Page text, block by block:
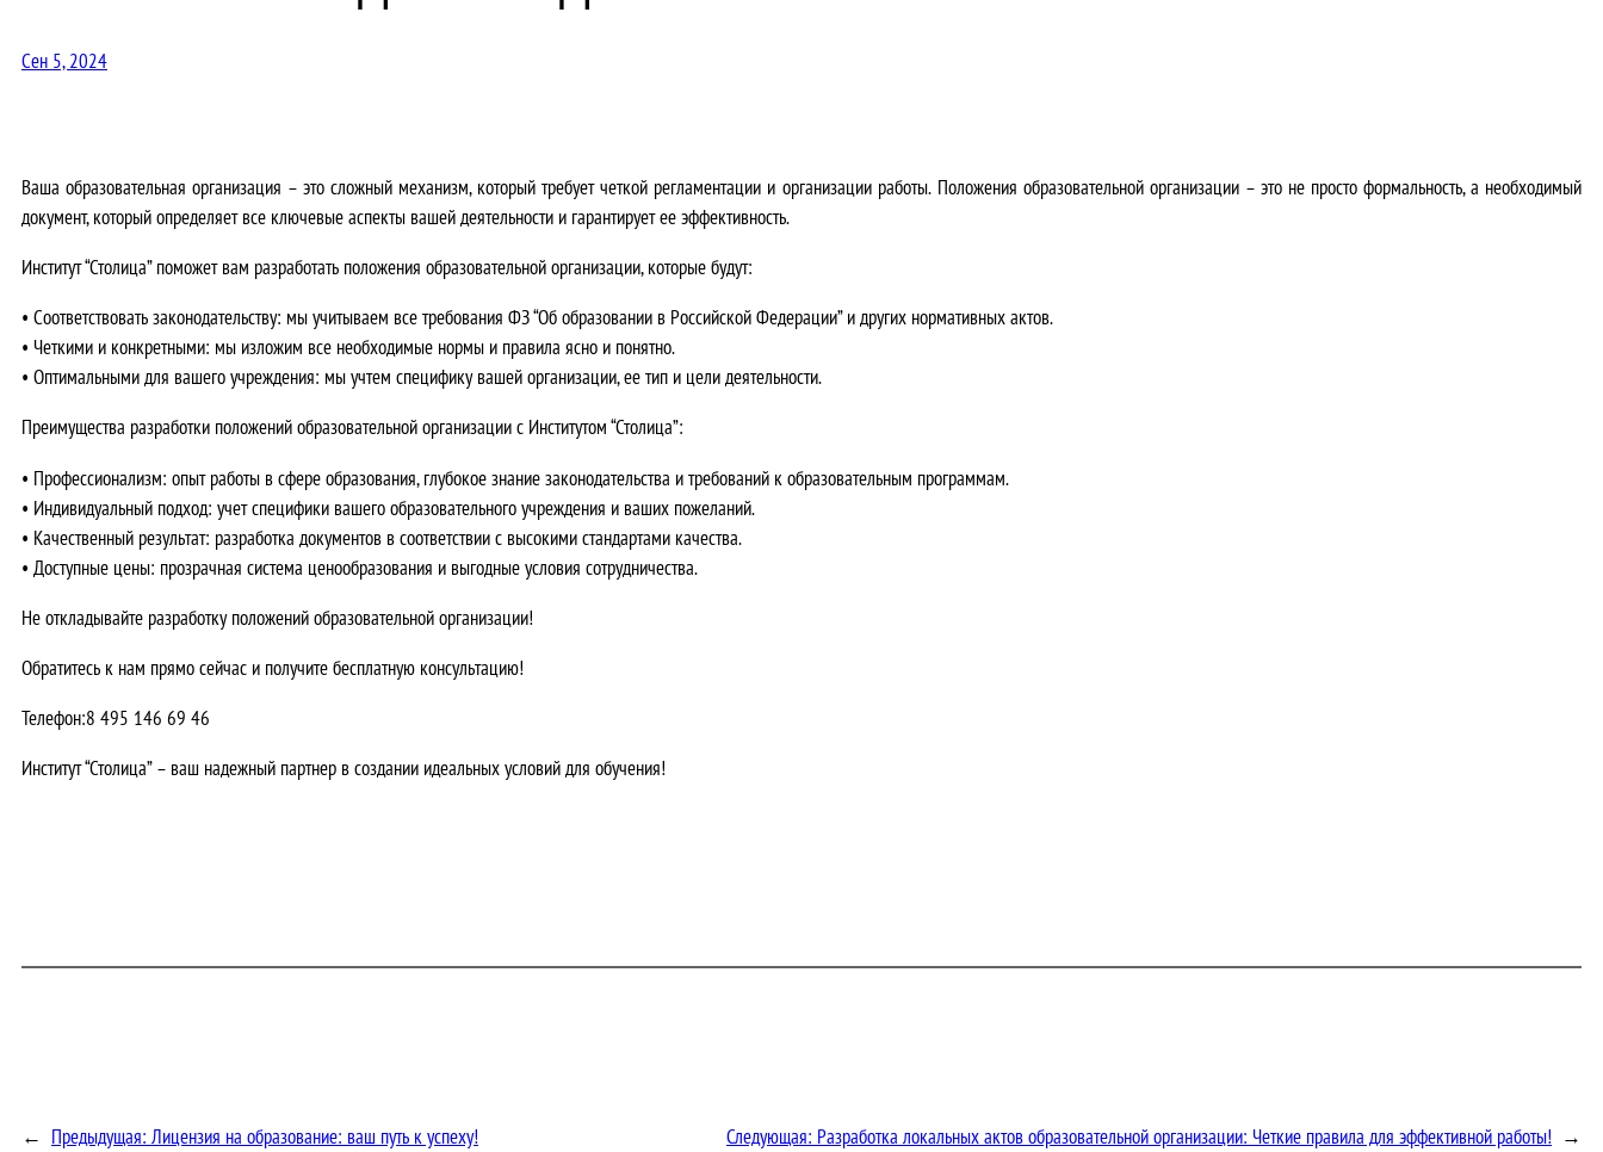
Сен 5, 2024
Ваша образовательная организация – это сложный механизм, который требует четкой регламентации и организации работы.Положения образовательной организации – это не просто формальность, а необходимый
документ, который определяет все ключевые аспекты вашей деятельности и гарантирует ее эффективность.
Институт “Столица” поможет вам разработать положения образовательной организации, которые будут:
• Соответствовать законодательству: мы учитываем все требования ФЗ “Об образовании в Российской Федерации” и других нормативных актов.
• Четкими и конкретными: мы изложим все необходимые нормы и правила ясно и понятно.
• Оптимальными для вашего учреждения: мы учтем специфику вашей организации, ее тип и цели деятельности.
Преимущества разработки положений образовательной организации с Институтом “Столица”:
• Профессионализм: опыт работы в сфере образования, глубокое знание законодательства и требований к образовательным программам.
• Индивидуальный подход: учет специфики вашего образовательного учреждения и ваших пожеланий.
• Качественный результат: разработка документов в соответствии с высокими стандартами качества.
• Доступные цены: прозрачная система ценообразования и выгодные условия сотрудничества.
Не откладывайте разработку положений образовательной организации!
Обратитесь к нам прямо сейчас и получите бесплатную консультацию!
Телефон:8 495 146 69 46
Институт “Столица” – ваш надежный партнер в создании идеальных условий для обучения!
← Предыдущая: Лицензия на образование: ваш путь к успеху! Следующая: Разработка локальных актов образовательной организации: Четкие правила для эффективной работы! →